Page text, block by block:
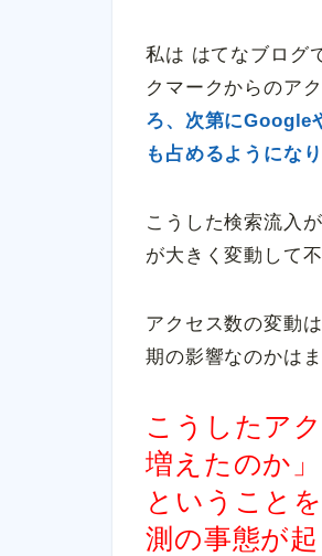
私は はてなブログ
クマークからのア
ろ、次第にGoogle
も占めるようになり
こうした検索流入
が大きく変動して
アクセス数の変動
期の影響なのかは
こうしたア
増えたのか
ということ
測の事態が